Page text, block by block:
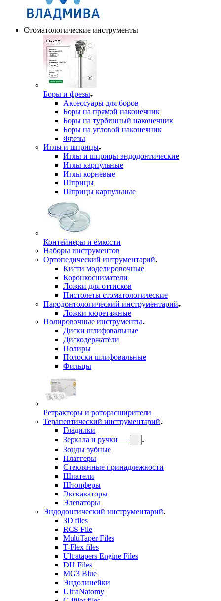
Стоматологические инструменты
Боры и фрезы
Аксессуары для боров
Боры на прямой наконечник
Боры на турбинный наконечник
Боры на угловой наконечник
Фрезы
Иглы и шприцы
Иглы и шприцы эндодонтические
Иглы карпульные
Иглы корневые
Шприцы
Шприцы карпульные
Контейнеры и ёмкости
Наборы инструментов
Ортопедический интрументарий
Кисти моделировочные
Коронкосниматели
Ложки для оттисков
Пистолеты стоматологические
Пародонтологический инструментарий
Ложки кюретажные
Полировочные инструменты
Диски шлифовальные
Дискодержатели
Полиры
Полоски шлифовальные
Фильцы
Ретракторы и роторасширители
Терапевтический инструментарий
Гладилки
Зеркала и ручки
Зонды зубные
Плаггеры
Стеклянные принадлежности
Шпатели
Штопферы
Экскаваторы
Элеваторы
Эндодонтический инструментарий
3D files
RCS File
MultiTaper Files
T-Flex files
Ultratapers Engine Files
DH-Files
MG3 Blue
Эндолинейки
UltraNatomy